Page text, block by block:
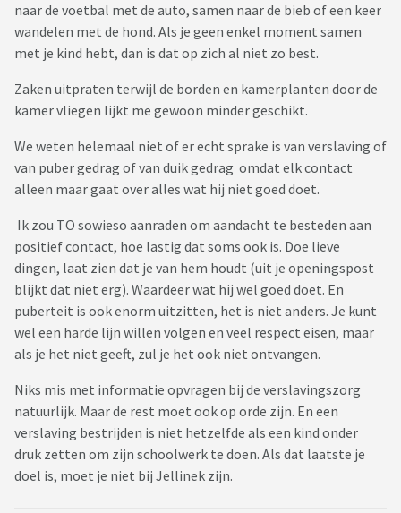
naar de voetbal met de auto, samen naar de bieb of een keer
wandelen met de hond. Als je geen enkel moment samen
met je kind hebt, dan is dat op zich al niet zo best.
Zaken uitpraten terwijl de borden en kamerplanten door de
kamer vliegen lijkt me gewoon minder geschikt.
We weten helemaal niet of er echt sprake is van verslaving of
van puber gedrag of van duik gedrag omdat elk contact
alleen maar gaat over alles wat hij niet goed doet.
Ik zou TO sowieso aanraden om aandacht te besteden aan
positief contact, hoe lastig dat soms ook is. Doe lieve
dingen, laat zien dat je van hem houdt (uit je openingspost
blijkt dat niet erg). Waardeer wat hij wel goed doet. En
puberteit is ook enorm uitzitten, het is niet anders. Je kunt
wel een harde lijn willen volgen en veel respect eisen, maar
als je het niet geeft, zul je het ook niet ontvangen.
Niks mis met informatie opvragen bij de verslavingszorg
natuurlijk. Maar de rest moet ook op orde zijn. En een
verslaving bestrijden is niet hetzelfde als een kind onder
druk zetten om zijn schoolwerk te doen. Als dat laatste je
doel is, moet je niet bij Jellinek zijn.